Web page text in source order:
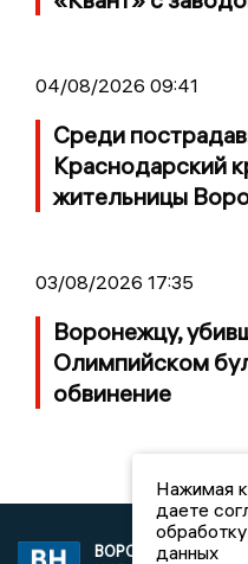
04/08/2026 09:41
Среди
Краснодарский
жительницы
03/08/2026 17:35
Воронежцу,
Олимпийском
обвинение
ВОРОНЕЖСКИЕ2019
Нажимая
даете
данных